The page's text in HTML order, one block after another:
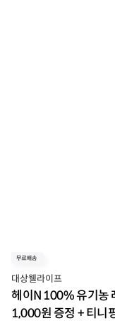
대상웰라이프
헤이N 100% 유기농
1,000원 증정 + 티니